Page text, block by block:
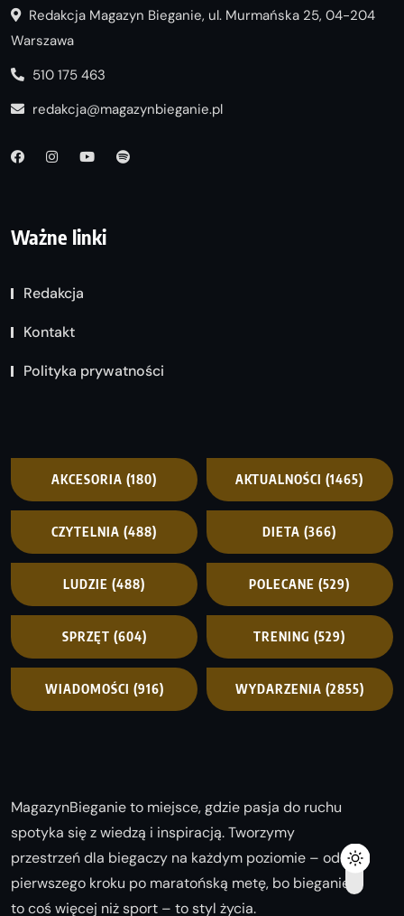
Redakcja Magazyn Bieganie, ul. Murmańska 25, 04-204
Warszawa
510 175 463
redakcja@magazynbieganie.pl
Ważne linki
Redakcja
Kontakt
Polityka prywatności
AKCESORIA (180) AKTUALNOŚCI (1465)
CZYTELNIA (488) DIETA (366)
LUDZIE (488) POLECANE (529)
SPRZĘT (604) TRENING (529)
WIADOMOŚCI (916) WYDARZENIA (2855)
MagazynBieganie to miejsce, gdzie pasja do ruchu
spotyka się z wiedzą i inspiracją. Tworzymy
przestrzeń dla biegaczy na każdym poziomie – od
pierwszego kroku po maratońską metę, bo bieganie
to coś więcej niż sport – to styl życia.